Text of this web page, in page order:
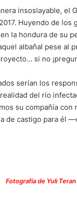
insoslayable, el
Huyendo de
la hondura de su
albañal pese al
si no
serían los
del río
su compañía
de castigo para él
Fotografía de Yuli